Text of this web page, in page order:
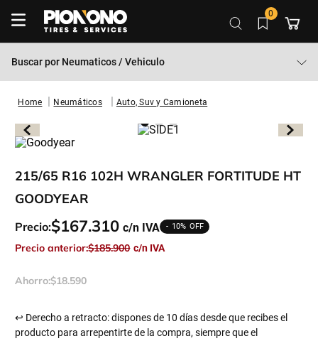
0
Buscar por Neumaticos / Vehiculo
Neumáticos Auto, Suv y Camioneta
215/65 R16 102H WRANGLER FORTITUDE HT
GOODYEAR
Precio:$167.310 10%
Precio anterior:$185.900
Ahorro:$18.590
↩ Derecho a retracto: dispones de 10 días desde que recibes el
producto para arrepentirte de la compra, siempre que el